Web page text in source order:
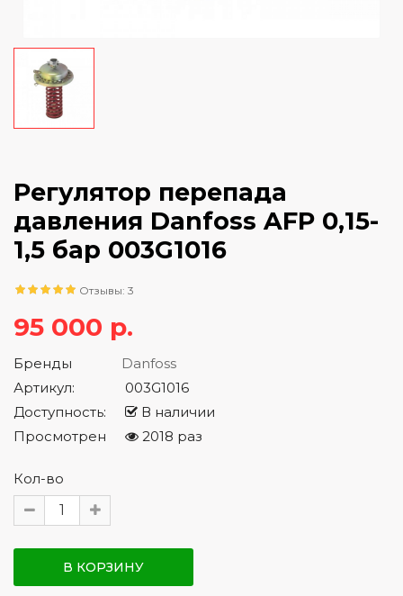
Регулятор перепада
давления Danfoss AFP 0,15-
1,5 бар 003G1016
Отзывы: 3
95 000 р.
Бренды
Danfoss
Артикул:
003G1016
Доступность:
В наличии
Просмотрен
2018 раз
Кол-во
В КОРЗИНУ